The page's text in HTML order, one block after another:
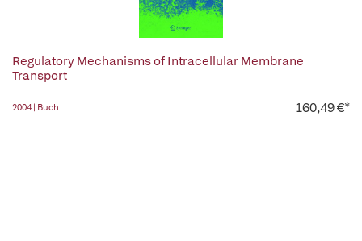
Regulatory Mechanisms of Intracellular Membrane
Transport
2004 | Buch 160,49 €*